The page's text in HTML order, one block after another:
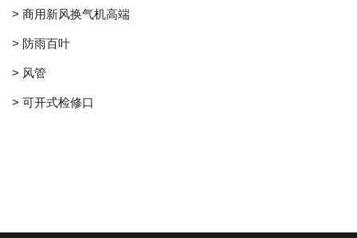
> 商用新风换气机高端
> 防雨百叶
> 风管
> 可开式检修口